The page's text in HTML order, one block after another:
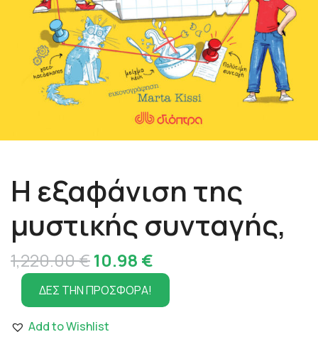
Η εξαφάνιση της
μυστικής συνταγής,
1,220.00€Original
price
was:
1,220.00 €.
10.98 €
τρέχουσα
τιμή
ΔΕΣ ΤΗΝ ΠΡΟΣΦΟΡΑ!
Add to Wishlist